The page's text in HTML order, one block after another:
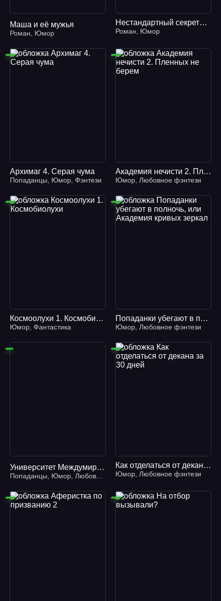
Маша и её мужья
Роман Юмор
Нестандартный секретарь
Роман Юмор
Архимаг 4. Серая чума
Попаданцы Юмор Фэнтези
Академия нечисти 2. Пленных не берем - Тальяна Орлова
Юмор Любовное фэнтези
Космоолухи 1. Космобиолухи
Юмор Фантастика
Попаданки убегают в полночь, или Академия кривых зеркал
Юмор Любовное фэнтези
Университет Междумирья 2. Не говори мне, кто ты
Попаданцы Юмор Любовное фэнтези
Как отделаться от декана за 30 дней - Анастасия Маркова
Юмор Любовное фэнтези